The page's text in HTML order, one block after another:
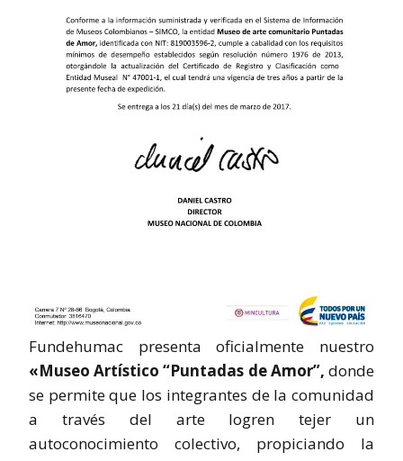
Fundehumac presenta oficialmente nuestro
«Museo Artístico “Puntadas de Amor”, donde
se permite que los integrantes de la comunidad
a través del arte logren tejer un
autoconocimiento colectivo, propiciando la